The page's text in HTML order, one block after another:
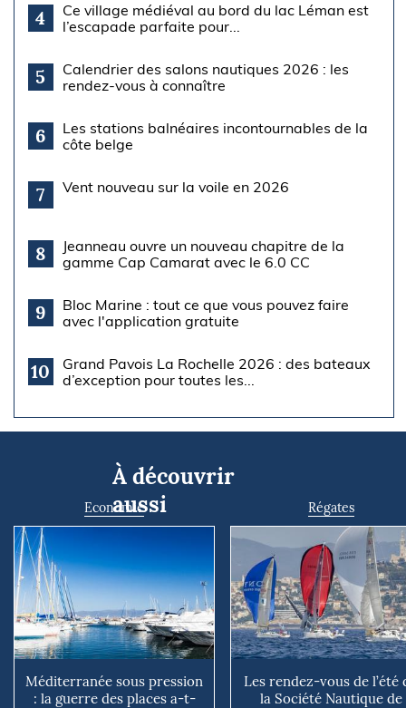
4
Ce village médiéval au bord du lac Léman est
l’escapade parfaite pour...
5
Calendrier des salons nautiques 2026 : les
rendez-vous à connaître
6
Les stations balnéaires incontournables de la
côte belge
7 Vent nouveau sur la voile en 2026
8
Jeanneau ouvre un nouveau chapitre de la
gamme Cap Camarat avec le 6.0 CC
9
Bloc Marine : tout ce que vous pouvez faire
avec l'application gratuite
10
Grand Pavois La Rochelle 2026 : des bateaux
d’exception pour toutes les...
À découvrir
aussi
Economie
Méditerranée sous pression
: la guerre des places a-t-
Régates
Les rendez-vous de l’été
la Société Nautique de